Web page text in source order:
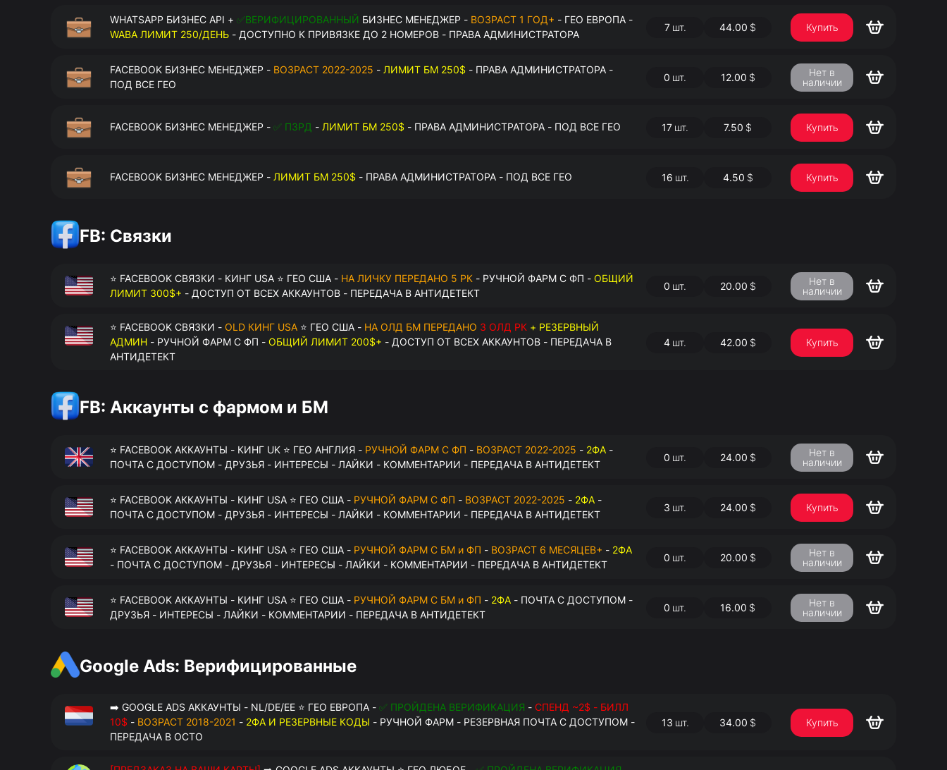
WHATSAPP БИЗНЕС API + ✅ВЕРИФИЦИРОВАННЫЙ БИЗНЕС МЕНЕДЖЕР - ВОЗРАСТ 1 ГОД+ - ГЕО ЕВРОПА -
WABA ЛИМИТ 250/ДЕНЬ - ДОСТУПНО К ПРИВЯЗКЕ ДО 2 НОМЕРОВ - ПРАВА АДМИНИСТРАТОРА
7 шт. 44.00 $ Купить
FACEBOOK БИЗНЕС МЕНЕДЖЕР - ВОЗРАСТ 2022-2025 - ЛИМИТ БМ 250$ - ПРАВА АДМИНИСТРАТОРА -
ПОД ВСЕ ГЕО
0 шт. 12.00 $
Нет в
наличии
FACEBOOK БИЗНЕС МЕНЕДЖЕР - ✅ ПЗРД - ЛИМИТ БМ 250$ - ПРАВА АДМИНИСТРАТОРА - ПОД ВСЕ ГЕО 17 шт. 7.50 $ Купить
FACEBOOK БИЗНЕС МЕНЕДЖЕР - ЛИМИТ БМ 250$ - ПРАВА АДМИНИСТРАТОРА - ПОД ВСЕ ГЕО 16 шт. 4.50 $ Купить
FB: Связки
⭐ FACEBOOK СВЯЗКИ - КИНГ USA ⭐ ГЕО США - НА ЛИЧКУ ПЕРЕДАНО 5 РК - РУЧНОЙ ФАРМ С ФП - ОБЩИЙ
ЛИМИТ 300$+ - ДОСТУП ОТ ВСЕХ АККАУНТОВ - ПЕРЕДАЧА В АНТИДЕТЕКТ
0 шт. 20.00 $
Нет в
наличии
⭐ FACEBOOK СВЯЗКИ - OLD КИНГ USA ⭐ ГЕО США - НА ОЛД БМ ПЕРЕДАНО 3 ОЛД РК + РЕЗЕРВНЫЙ
АДМИН - РУЧНОЙ ФАРМ С ФП - ОБЩИЙ ЛИМИТ 200$+ - ДОСТУП ОТ ВСЕХ АККАУНТОВ - ПЕРЕДАЧА В
АНТИДЕТЕКТ
4 шт. 42.00 $ Купить
FB: Аккаунты с фармом и БМ
⭐ FACEBOOK АККАУНТЫ - КИНГ UK ⭐ ГЕО АНГЛИЯ - РУЧНОЙ ФАРМ С ФП - ВОЗРАСТ 2022-2025 - 2ФА -
ПОЧТА С ДОСТУПОМ - ДРУЗЬЯ - ИНТЕРЕСЫ - ЛАЙКИ - КОММЕНТАРИИ - ПЕРЕДАЧА В АНТИДЕТЕКТ
0 шт. 24.00 $
Нет в
наличии
⭐ FACEBOOK АККАУНТЫ - КИНГ USA ⭐ ГЕО США - РУЧНОЙ ФАРМ С ФП - ВОЗРАСТ 2022-2025 - 2ФА -
ПОЧТА С ДОСТУПОМ - ДРУЗЬЯ - ИНТЕРЕСЫ - ЛАЙКИ - КОММЕНТАРИИ - ПЕРЕДАЧА В АНТИДЕТЕКТ
3 шт. 24.00 $ Купить
⭐ FACEBOOK АККАУНТЫ - КИНГ USA ⭐ ГЕО США - РУЧНОЙ ФАРМ С БМ и ФП - ВОЗРАСТ 6 МЕСЯЦЕВ+ - 2ФА
- ПОЧТА С ДОСТУПОМ - ДРУЗЬЯ - ИНТЕРЕСЫ - ЛАЙКИ - КОММЕНТАРИИ - ПЕРЕДАЧА В АНТИДЕТЕКТ
0 шт. 20.00 $
Нет в
наличии
⭐ FACEBOOK АККАУНТЫ - КИНГ USA ⭐ ГЕО США - РУЧНОЙ ФАРМ С БМ и ФП - 2ФА - ПОЧТА С ДОСТУПОМ -
ДРУЗЬЯ - ИНТЕРЕСЫ - ЛАЙКИ - КОММЕНТАРИИ - ПЕРЕДАЧА В АНТИДЕТЕКТ
0 шт. 16.00 $
Нет в
наличии
Google Ads: Верифицированные
➡️ GOOGLE ADS АККАУНТЫ - NL/DE/EE ⭐ ГЕО ЕВРОПА - ✅ ПРОЙДЕНА ВЕРИФИКАЦИЯ - СПЕНД ~2$ - БИЛЛ
10$ - ВОЗРАСТ 2018-2021 - 2ФА И РЕЗЕРВНЫЕ КОДЫ - РУЧНОЙ ФАРМ - РЕЗЕРВНАЯ ПОЧТА С ДОСТУПОМ -
ПЕРЕДАЧА В OCTO
13 шт. 34.00 $ Купить